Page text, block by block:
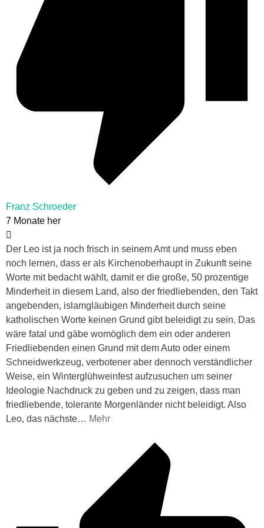
Franz Schroeder
7 Monate her
Der Leo ist ja noch frisch in seinem Amt und muss eben
noch lernen, dass er als Kirchenoberhaupt in Zukunft seine
Worte mit bedacht wählt, damit er die große, 50 prozentige
Minderheit in diesem Land, also der friedliebenden, den Takt
angebenden, islamgläubigen Minderheit durch seine
katholischen Worte keinen Grund gibt beleidigt zu sein. Das
wäre fatal und gäbe womöglich dem ein oder anderen
Friedliebenden einen Grund mit dem Auto oder einem
Schneidwerkzeug, verbotener aber dennoch verständlicher
Weise, ein Winterglühweinfest aufzusuchen um seiner
Ideologie Nachdruck zu geben und zu zeigen, dass man
friedliebende, tolerante Morgenländer nicht beleidigt. Also
Leo, das nächste… Mehr